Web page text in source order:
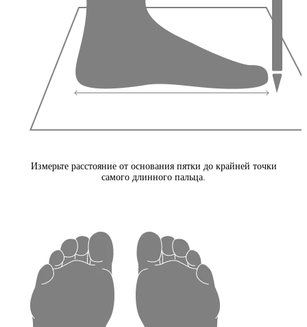
Измерьте расстояние от основания пятки до крайней точки
самого длинного пальца.